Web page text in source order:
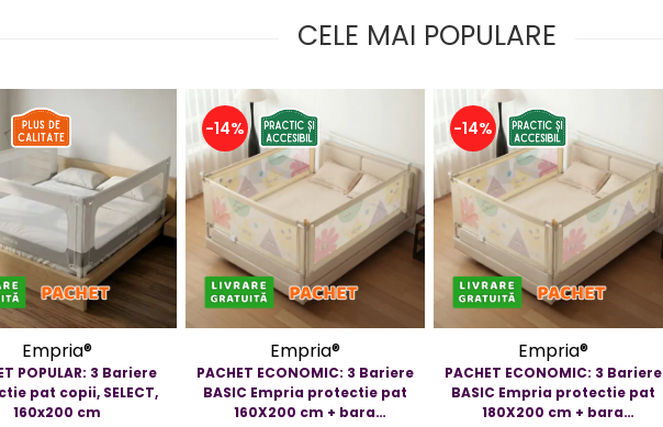
CELE MAI POPULARE
Empria®
POPULAR: 3 Bariere
pat copii, SELECT,
160x200 cm
-14%
Empria®
PACHET ECONOMIC: 3 Bariere
BASIC Empria protectie pat
160X200 cm + bara
-14%
Empria®
PACHET ECONOMIC: 3 Bariere
BASIC Empria protectie pat
180X200 cm + bara